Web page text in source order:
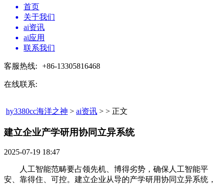
首页
关于我们
ai资讯
ai应用
联系我们
客服热线: +86-13305816468
在线联系:
hy3380cc海洋之神 > ai资讯 > > 正文
建立企业产学研用协同立异系统​
2025-07-19 18:47
人工智能范畴要占领先机、博得劣势，确保人工智能平
安、靠得住、可控。建立企业从导的产学研用协同立异系统，